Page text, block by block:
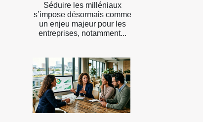
Séduire les milléniaux
s’impose désormais comme
un enjeu majeur pour les
entreprises, notamment...